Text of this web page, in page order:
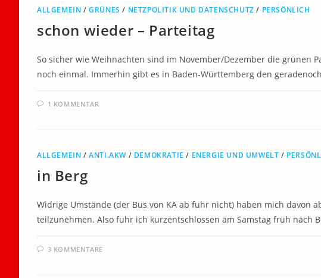
ALLGEMEIN /GRÜNES / NETZPOLITIK UND DATENSCHUTZ / PERSÖNLICH
schon wieder – Parteitag
So sicher wie Weihnachten sind im November/Dezember die grünen
noch einmal. Immerhin gibt es in Baden-Württemberg den
1 KOMMENTAR
ALLGEMEIN /ANTI.AKW / DEMOKRATIE / ENERGIE UND UMWELT /
in Berg
Widrige Umstände (der Bus von KA ab fuhr nicht) haben mich davon
teilzunehmen. Also fuhr ich kurzentschlossen am Samstag früh nach
3 KOMMENTARE